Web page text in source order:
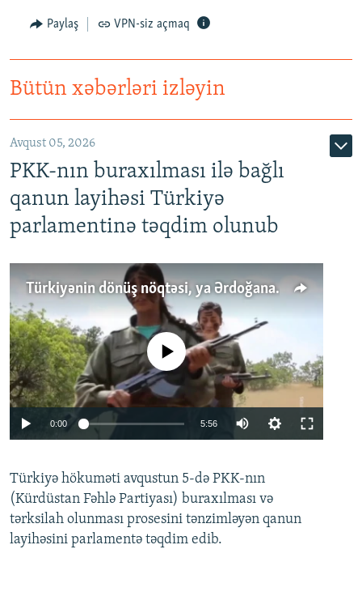
Paylaş VPN-siz açmaq
Bütün xəbərləri izləyin
Avqust 05, 2026
PKK-nın buraxılması ilə bağlı
qanun layihəsi Türkiyə
parlamentinə təqdim olunub
Türkiyənin dönüş nöqtəsi, ya Ərdoğana üçüncü şans: PKK ilə qəfil barışıq nə deməkdir?
Auto 240p 360p 480p
720p 1080p
No media source currently available
0:00 5:56
360p
480p
Türkiyə hökuməti avqustun 5-də PKK-nın
(Kürdüstan Fəhlə Partiyası) buraxılması və
tərksilah olunması prosesini tənzimləyən qanun
layihəsini parlamentə təqdim edib.